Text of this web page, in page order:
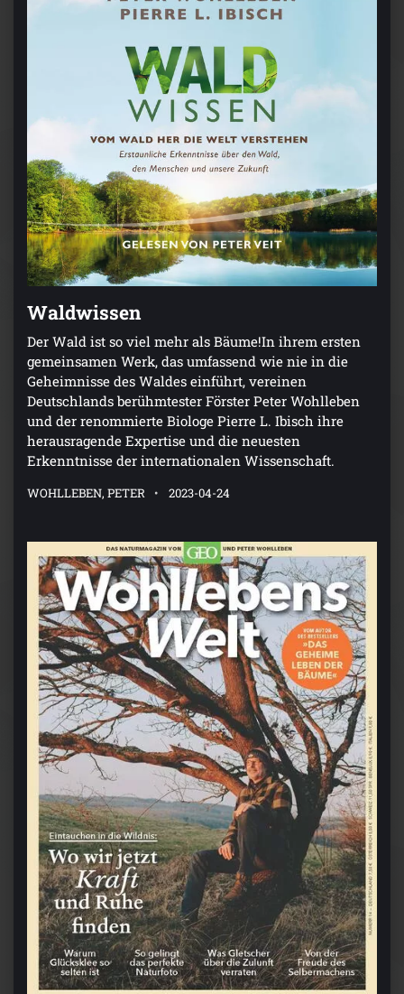
Waldwissen
Der Wald ist so viel mehr als Bäume!In ihrem ersten
gemeinsamen Werk, das umfassend wie nie in die
Geheimnisse des Waldes einführt, vereinen
Deutschlands berühmtester Förster Peter Wohlleben
und der renommierte Biologe Pierre L. Ibisch ihre
herausragende Expertise und die neuesten
Erkenntnisse der internationalen Wissenschaft.
WOHLLEBEN, PETER 2023-04-24